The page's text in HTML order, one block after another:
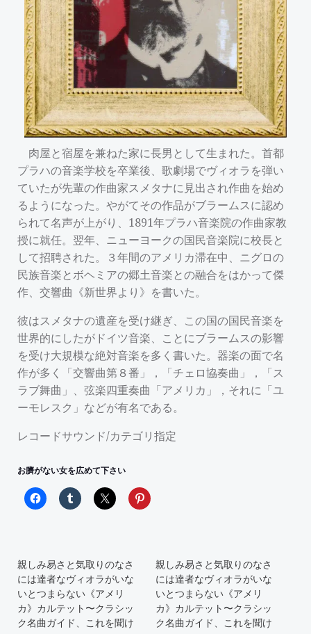
肉屋と宿屋を兼ねた家に長男として生まれた。首都
プラハの音楽学校を卒業後、歌劇場でヴィオラを弾い
ていたが先輩の作曲家スメタナに見出され作曲を始め
るようになった。やがてその作品がブラームスに認め
られて名声が上がり、1891年プラハ音楽院の作曲家教
授に就任。翌年、ニューヨークの国民音楽院に校長と
して招聘された。３年間のアメリカ滞在中、ニグロの
民族音楽とボヘミアの郷土音楽との融合をはかって傑
作、交響曲《新世界より》を書いた。
彼はスメタナの遺産を受け継ぎ、この国の国民音楽を
世界的にしたがドイツ音楽、ことにブラームスの影響
を受け大規模な絶対音楽を多く書いた。器楽の面で名
作が多く「交響曲第８番」，「チェロ協奏曲」，「ス
ラブ舞曲」、弦楽四重奏曲「アメリカ」，それに「ユ
ーモレスク」などが有名である。
レコードサウンド/カテゴリ指定
お臍がない女を広めて下さい
親しみ易さと気取りのなさ
には達者なヴィオラがいな
いとつまらない《アメリ
カ》カルテット〜クラシッ
ク名曲ガイド、これを聞け
親しみ易さと気取りのなさ
には達者なヴィオラがいな
いとつまらない《アメリ
カ》カルテット〜クラシッ
ク名曲ガイド、これを聞け